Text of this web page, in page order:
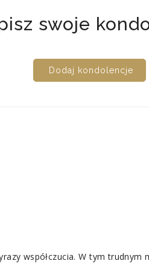
swoje
Dodaj kondolencje
współczucia. W tym